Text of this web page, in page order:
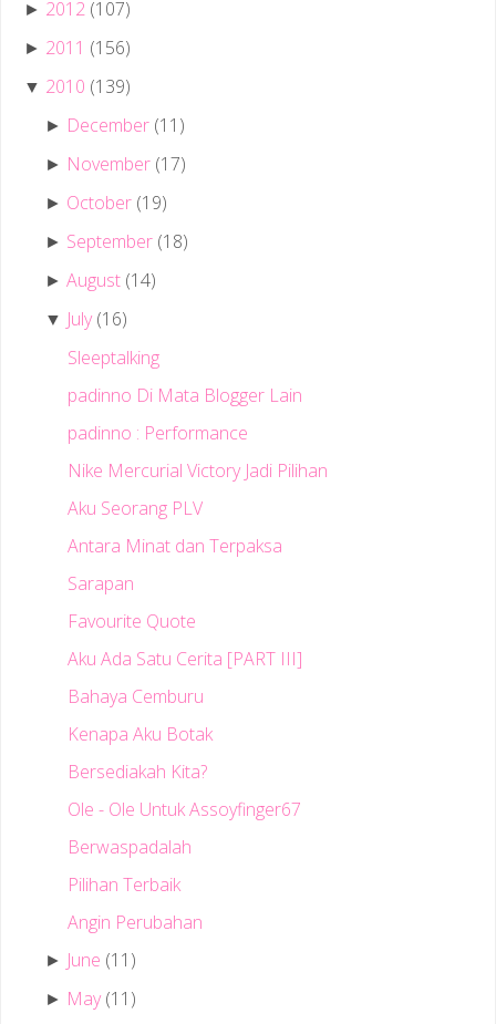
► 2012 (107)
► 2011 (156)
▼ 2010 (139)
► December (11)
► November (17)
► October (19)
► September (18)
►August (14)
▼ July (16)
Sleeptalking
padinno Di Mata Blogger Lain
padinno : Performance
Nike Mercurial Victory Jadi Pilihan
Aku Seorang PLV
Antara Minat dan Terpaksa
Sarapan
Favourite Quote
Aku Ada Satu Cerita [PART III]
Bahaya Cemburu
Kenapa Aku Botak
Bersediakah Kita?
Ole - Ole Untuk Assoyfinger67
Berwaspadalah
Pilihan Terbaik
Angin Perubahan
► June (11)
► May (11)